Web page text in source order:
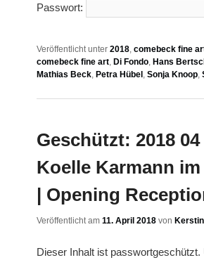
Passwort:
Veröffentlicht unter 2018, comebeck fine
comebeck fine art, Di Fondo, Hans
Mathias Beck, Petra Hübel , Sonja Knoop,
Geschützt: 2018
Koelle Karmann
| Opening
Veröffentlicht am 11. April 2018 von
Dieser Inhalt ist